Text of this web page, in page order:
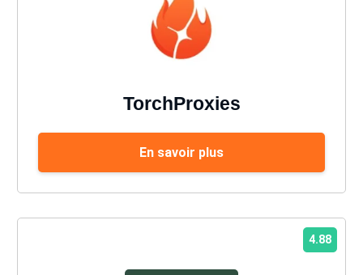
TorchProxies
En savoir plus
4.88